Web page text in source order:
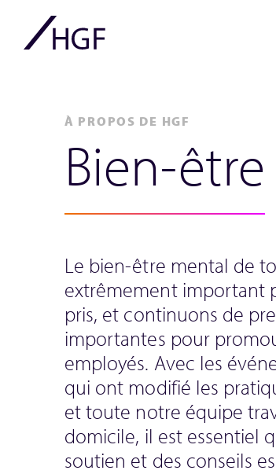
À PROPOS DE HGF
Bien-être
Le bien-être mental de
extrêmement important
pris, et continuons de
importantes pour
employés. Avec les
qui ont modifié les
et toute notre équipe
domicile, il est essentiel
soutien et des conseils